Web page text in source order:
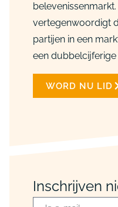
vertegenwoordigt
partijen in een
een dubbelcijferige
WORD NU LID
Inschrijven